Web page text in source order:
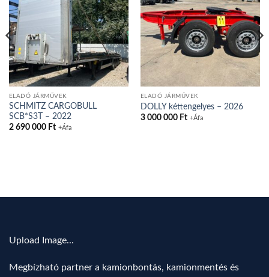
ELADÓ JÁRMŰVEK
SCHMITZ CARGOBULL
SCB*S3T – 2022
2 690 000 Ft +Áfa
ELADÓ JÁRMŰVEK
DOLLY kéttengelyes – 2026
3 000 000 Ft +Áfa
Upload Image...
Megbízható partner a kamionbontás, kamionmentés és